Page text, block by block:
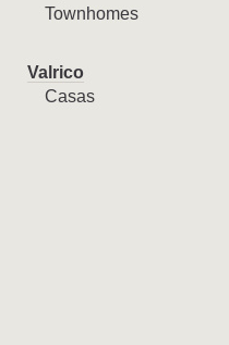
Townhomes
Valrico
Casas